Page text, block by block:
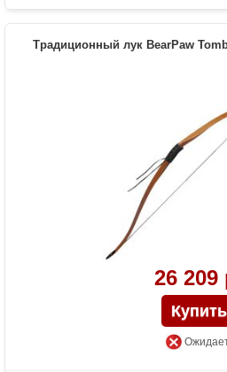
Традиционный лук BearPaw
26 209